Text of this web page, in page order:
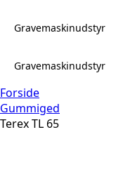
Gravemaskinudstyr
Gravemaskinudstyr
Forside
Gummiged
Terex TL 65